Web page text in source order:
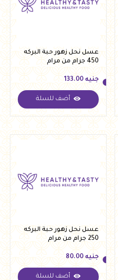
عسل نحل زهور حبة البركه
450 جرام من مرام
جنيه
جنيه 133.00
أضف للسلة
عسل نحل زهور حبة البركه
250 جرام من مرام
جنيه 80.00
أضف للسلة